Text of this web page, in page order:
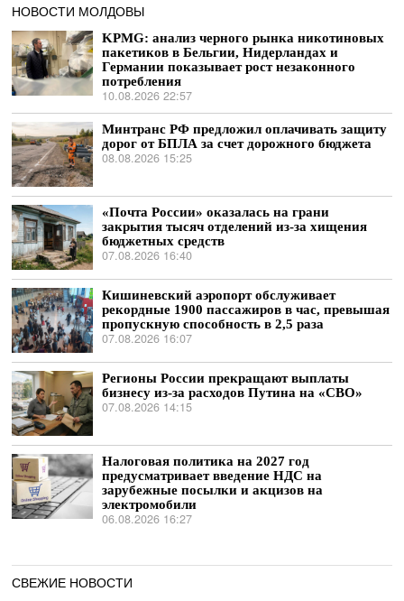
НОВОСТИ МОЛДОВЫ
KPMG: анализ черного рынка никотиновых
пакетиков в Бельгии, Нидерландах и
Германии показывает рост незаконного
потребления
10.08.2026 22:57
Минтранс РФ предложил оплачивать защиту
дорог от БПЛА за счет дорожного бюджета
08.08.2026 15:25
«Почта России» оказалась на грани
закрытия тысяч отделений из-за хищения
бюджетных средств
07.08.2026 16:40
Кишиневский аэропорт обслуживает
рекордные 1900 пассажиров в час, превышая
пропускную способность в 2,5 раза
07.08.2026 16:07
Регионы России прекращают выплаты
бизнесу из-за расходов Путина на «СВО»
07.08.2026 14:15
Налоговая политика на 2027 год
предусматривает введение НДС на
зарубежные посылки и акцизов на
электромобили
06.08.2026 16:27
СВЕЖИЕ НОВОСТИ